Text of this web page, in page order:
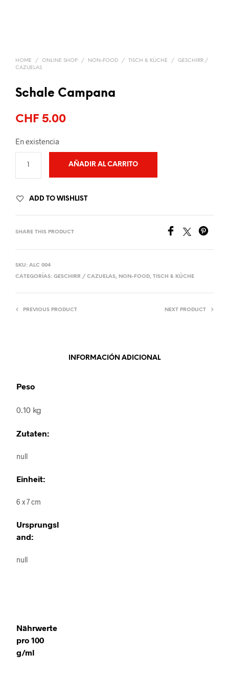
HOME / ONLINE SHOP / NON-FOOD / TISCH & KÜCHE /
GESCHIRR /
CAZUELAS
Schale Campana
CHF 5.00
En existencia
AÑADIR AL CARRITO
ADD TO WISHLIST
SHARE THIS PRODUCT
SKU: ALC 004
CATEGORÍAS: GESCHIRR / CAZUELAS, NON-FOOD, TISCH & KÜCHE
PREVIOUS PRODUCT NEXT PRODUCT
INFORMACIÓN ADICIONAL
Peso
0.10 kg
Zutaten:
null
Einheit:
6 x 7 cm
Ursprungsl
and:
null
Nährwerte
pro 100
g/ml